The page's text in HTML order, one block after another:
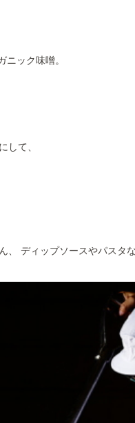
ック味噌。
て、
ディップソースやパスタ
装